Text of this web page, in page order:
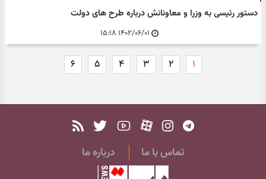
دستور رئیسی به وزرا و معاونانش درباره طرح های دولت
۱۴۰۲/۰۶/۰۱ ۱۵:۱۸
۱ ۲ ۳ ۴ ۵ ۶
تماس با ما درباره ما